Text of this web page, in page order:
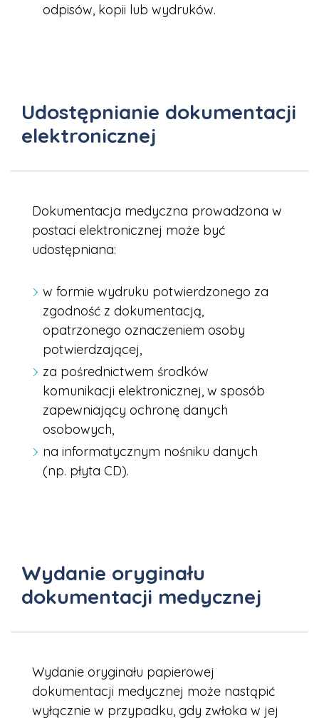
odpisów, kopii lub wydruków.
Udostępnianie dokumentacji
elektronicznej
Dokumentacja medyczna prowadzona w
postaci elektronicznej może być
udostępniana:
w formie wydruku potwierdzonego za
zgodność z dokumentacją,
opatrzonego oznaczeniem osoby
potwierdzającej,
za pośrednictwem środków
komunikacji elektronicznej, w sposób
zapewniający ochronę danych
osobowych,
na informatycznym nośniku danych
(np. płyta CD).
Wydanie oryginału
dokumentacji medycznej
Wydanie oryginału papierowej
dokumentacji medycznej może nastąpić
wyłącznie w przypadku, gdy zwłoka w jej